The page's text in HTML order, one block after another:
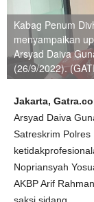
Kabag Penum
menyampaikan
Arsyad Daiva
(26/9/2022).
Jakarta,
Arsyad Daiva
Satreskrim
Nopriansyah
AKBP Arif